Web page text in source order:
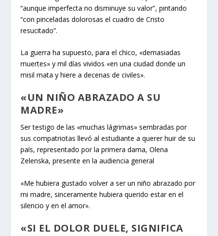
“aunque imperfecta no disminuye su valor”, pintando
“con pinceladas dolorosas el cuadro de Cristo
resucitado”.
La guerra ha supuesto, para el chico, «demasiadas
muertes» y mil días vividos «en una ciudad donde un
misil mata y hiere a decenas de civiles».
«UN NIÑO ABRAZADO A SU
MADRE»
Ser testigo de las «muchas lágrimas» sembradas por
sus compatriotas llevó al estudiante a querer huir de su
país, representado por laprimera dama,Olena
Zelenska, presente en la audiencia general
«Me hubiera gustado volver a ser un niño abrazado por
mi madre, sinceramente hubiera querido estar en el
silencio y en el amor».
«SI EL DOLOR DUELE, SIGNIFICA